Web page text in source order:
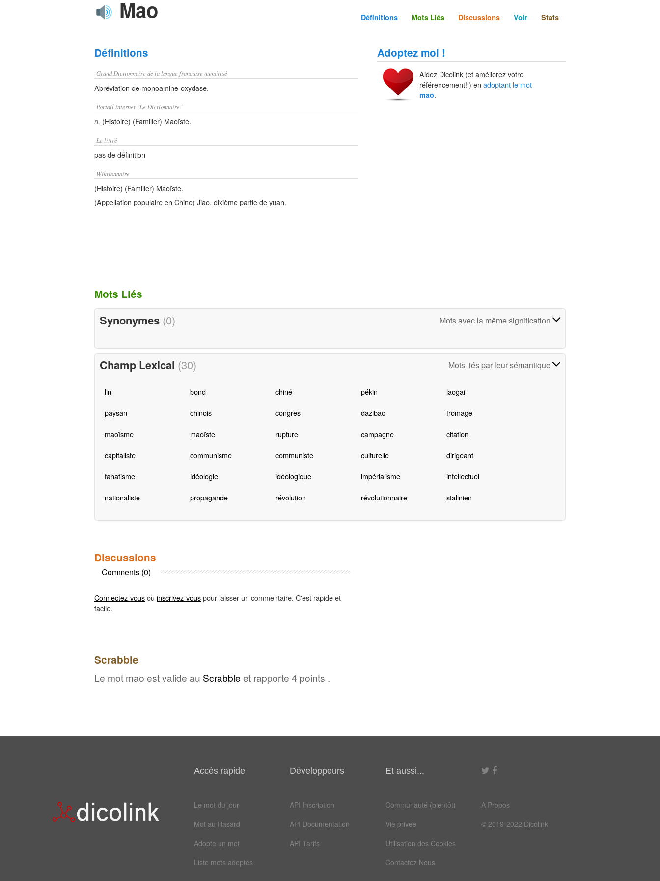
Mao Définitions Mots Liés Discussions Voir Stats
Définitions
Grand Dictionnaire de la langue française numérisé
Abréviation de monoamine-oxydase.
Portail internet "Le Dictionnaire"
n. (Histoire) (Familier) Maoïste.
Le littré
pas de définition
Wiktionnaire
(Histoire) (Familier) Maoïste.
(Appellation populaire en Chine) Jiao, dixième partie de yuan.
Adoptez moi !
Aidez Dicolink (et améliorez votre
référencement! ) en adoptant le mot
mao.
Mots Liés
Synonymes (0) Mots avec la même signification
Champ Lexical (30) Mots liés par leur sémantique
lin bond chiné pékin laogai
paysan chinois congres dazibao fromage
maoïsme maoïste rupture campagne citation
capitaliste communisme communiste culturelle dirigeant
fanatisme idéologie idéologique impérialisme intellectuel
nationaliste propagande révolution révolutionnaire stalinien
Discussions
Comments (0)
Connectez-vousou inscrivez-vouspour laisser un commentaire. C'est rapide et
facile.
Scrabble
Le mot mao est valide au Scrabble et rapporte 4 points .
Accès rapide
Le mot du jour
Mot au Hasard
Adopte un mot
Liste mots adoptés
Développeurs
API Inscription
API Documentation
API Tarifs
Et aussi...
Communauté (bientôt)
Vie privée
Utilisation des Cookies
Contactez Nous
A Propos
© 2019-2022 Dicolink